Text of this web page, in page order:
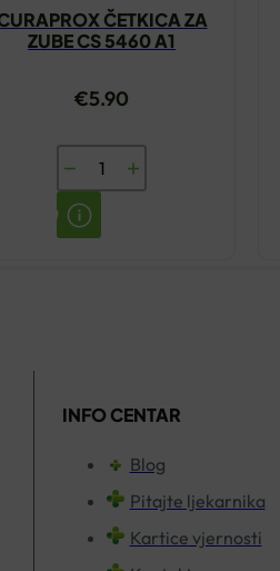
ČETKICA ZA
ZUBE CS 5460 A1
€5.90
CURAPROX
ČETKICA
ZA
INFO CENTAR
Blog
Pitajte ljekarnika
Kartice vjernosti